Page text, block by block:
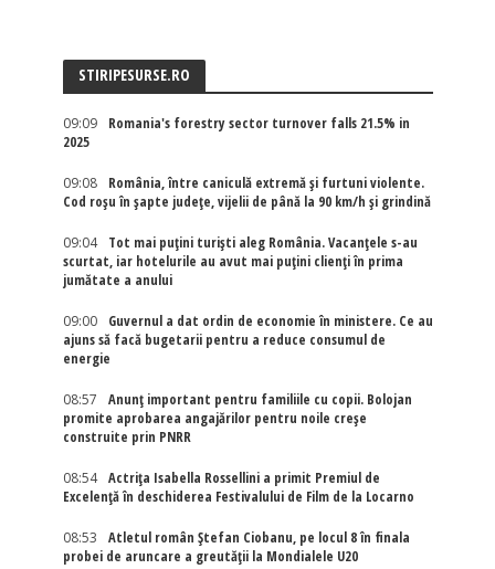
STIRIPESURSE.RO
09:09
Romania's forestry sector turnover falls 21.5% in
2025
09:08
România, între caniculă extremă și furtuni violente.
Cod roșu în șapte județe, vijelii de până la 90 km/h și grindină
09:04
Tot mai puțini turiști aleg România. Vacanțele s-au
scurtat, iar hotelurile au avut mai puțini clienți în prima
jumătate a anului
09:00
Guvernul a dat ordin de economie în ministere. Ce au
ajuns să facă bugetarii pentru a reduce consumul de
energie
08:57
Anunț important pentru familiile cu copii. Bolojan
promite aprobarea angajărilor pentru noile creșe
construite prin PNRR
08:54
Actriţa Isabella Rossellini a primit Premiul de
Excelenţă în deschiderea Festivalului de Film de la Locarno
08:53
Atletul român Ștefan Ciobanu, pe locul 8 în finala
probei de aruncare a greutății la Mondialele U20